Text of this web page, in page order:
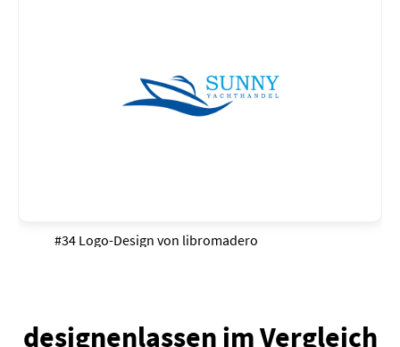
#34 Logo-Design von libromadero
designenlassen im Vergleich